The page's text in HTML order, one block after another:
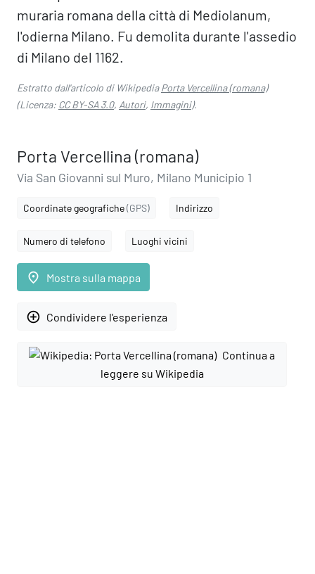
muraria romana della città di Mediolanum,
l'odierna Milano. Fu demolita durante l'assedio
di Milano del 1162.
Estratto dall'articolo di WikipediaPorta Vercellina (romana)
(Licenza: CC BY-SA 3.0, Autori, Immagini).
Porta Vercellina (romana)
Via San Giovanni sul Muro, Milano Municipio 1
Coordinate geografiche(GPS) Indirizzo
Numero di telefono Luoghi vicini
place Mostra sulla mappa
add_circle_outline Condividere l'esperienza
Continua a
leggere su Wikipedia